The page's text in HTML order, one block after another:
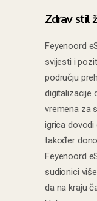
Zdrav stil
Feyenoord
svijesti i
području
digitalizacije
vremena za
igrica dovodi
također
Feyenoord
sudionici
da na kraju